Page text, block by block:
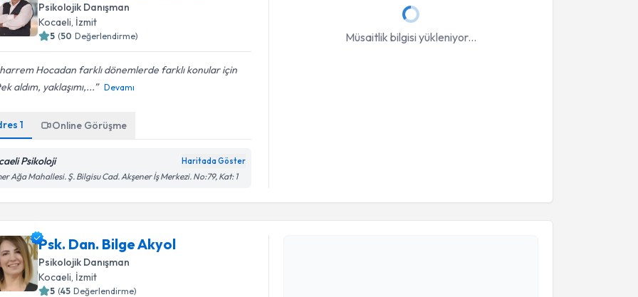
Psikolojik Danışman
Kocaeli, İzmit
5 (50 Değerlendirme)
Hocadan farklı dönemlerde farklı konular için
aldım, yaklaşımı,...
Devamı
1 Online Görüşme
Psikoloji Haritada Göster
Ağa Mahallesi. Ş. Bilgisu Cad. Akşener İş Merkezi. No:79, Kat: 1
Müsaitlik bilgisi yükleniyor...
Psk. Dan. Bilge Akyol
Psikolojik Danışman
Kocaeli, İzmit
5 (45 Değerlendirme)